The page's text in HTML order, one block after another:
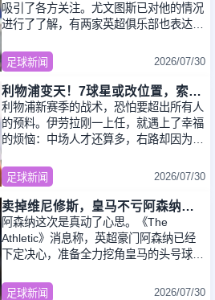
吸引了各方关注。尤文图斯已对他的情况
进行了了解，有两家英超俱乐部也表达了
但由
足球新闻 2026/07/30
利物浦变天！7球星或改位置，索博边锋，弗林蓬前提，最意外是他
利物浦新赛季的战术，恐怕要超出所有人
的预料。伊劳拉刚一上任，就遇上了幸福
的烦恼：中场人才还算多，右路却因为萨
拉赫离队直接真空，锋线、中卫也处处缺
人。手里
足球新闻 2026/07/30
卖掉维尼修斯，皇马不亏阿森纳血赚！维尼修斯转会大戏全解析
阿森纳这次是真动了心思。《The
Athletic》消息称，英超豪门阿森纳已经
下定决心，准备全力挖角皇马的头号球星
意并批准了
足球新闻 2026/07/30